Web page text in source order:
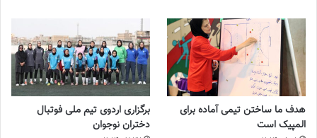
هدف ما ساختن تیمی آماده برای
المپیک است
برگزاری اردوی تیم ملی فوتبال
دختران نوجوان